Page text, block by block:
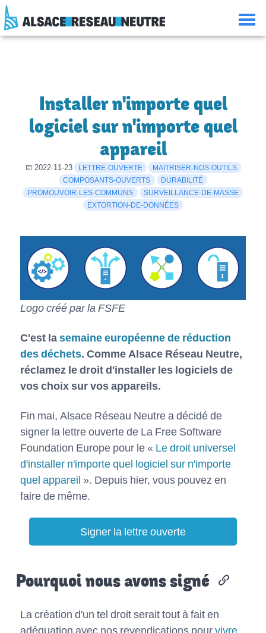
Aller
au
contenu
Aller
la
Aller
la
Consulter
le
plan
Installer n'importe quel
logiciel sur n'importe quel
appareil
2022-11-23 LETTRE-OUVERTE
MAITRISER-NOS-OUTILS
COMPOSANTS-OUVERTS
DURABILITÉ
PROMOUVOIR-LES-COMMUNS
SURVEILLANCE-DE-MASSE
EXTORTION-DE-DONNÉES
Logo créé par la FSFE
C'est lasemaine européenne de réduction
des déchets. Comme Alsace Réseau Neutre,
réclamez le droit d'installer les logiciels de
vos choix sur vos appareils.
Fin mai, Alsace Réseau Neutre a décidé de
signer la lettre ouverte de La Free Software
Foundation Europe pour le « Le droit universel
d'installer n'importe quel logiciel sur n'importe
quel appareil ». Depuis hier, vous pouvez en
faire de même.
Signer la lettre ouverte
Pourquoi nous avons signé
La création d'un tel droit serait tout à fait en